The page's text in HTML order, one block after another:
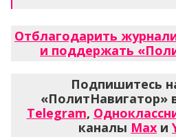
Отблагодарить
и поддержать
Подпишитесь
«ПолитНавигатор»
Telegram,
каналы Max и